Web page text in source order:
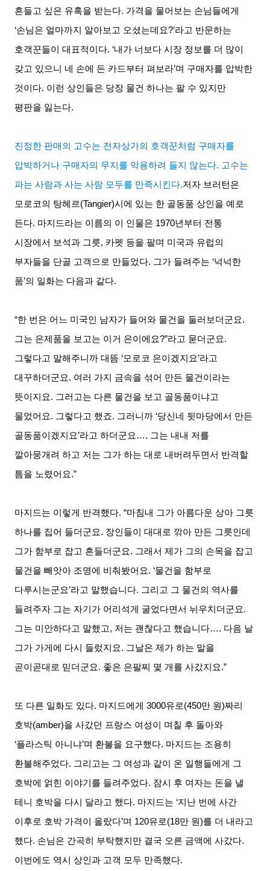
흔들고 싶은 유혹을 받는다. 가격을 물어보는 손님들에게
‘손님은 얼마까지 알아보고 오셨는데요?’라고 반문하는
호객꾼들이 대표적이다. ‘내가 너보다 시장 정보를 더 많이
갖고 있으니 네 손에 든 카드부터 펴보라’며 구매자를 압박한
것이다. 이런 상인들은 당장 물건 하나는 팔 수 있지만
평판을 잃는다.
진정한 판매의 고수는 전자상가의 호객꾼처럼 구매자를
압박하거나 구매자의 무지를 악용하려 들지 않는다. 고수는
파는 사람과 사는 사람 모두를 만족시킨다.저자 브러턴은
모로코의 탕헤르(Tangier)시에 있는 한 골동품 상인을 예로
든다. 마지드라는 이름의 이 인물은 1970년부터 전통
시장에서 보석과 그릇, 카펫 등을 팔며 미국과 유럽의
부자들을 단골 고객으로 만들었다. 그가 들려주는 ‘넉넉한
품’의 일화는 다음과 같다.
“한 번은 어느 미국인 남자가 들어와 물건을 둘러보더군요.
그는 은제품을 보고는 이거 은이에요?”라고 묻더군요.
그렇다고 말해주니까 대뜸 ‘모로코 은이겠지요’라고
대꾸하더군요. 여러 가지 금속을 섞어 만든 물건이라는
뜻이지요. 그러고는 다른 물건을 보고 골동품이냐고
물었어요. 그렇다고 했죠. 그러니까 ‘당신네 뒷마당에서 만든
골동품이겠지요’라고 하더군요 …. 그는 내내 저를
깔아뭉개려 하고 저는 그가 하는 대로 내버려두면서 반격할
틈을 노렸어요.”
마지드는 이렇게 반격했다. “마침내 그가 아름다운 상아 그릇
하나를 집어 들더군요. 장인들이 대대로 깎아 만든 그릇인데
그가 함부로 잡고 흔들더군요. 그래서 제가 그의 손목을 잡고
물건을 빼앗아 조명에 비춰봤어요. ‘물건을 함부로
다루시는군요’라고 말했습니다. 그리고 그 물건의 역사를
들려주자 그는 자기가 어리석게 굴었다면서 뉘우치더군요.
그는 미안하다고 말했고, 저는 괜찮다고 했습니다…. 다음 날
그가 가게에 다시 들렀지요. 그날은 제가 하는 말을
곧이곧대로 믿더군요. 좋은 은팔찌 몇 개를 사갔지요.”
또 다른 일화도 있다. 마지드에게 3000유로(450만 원)짜리
호박(amber)을 사갔던 프랑스 여성이 며칠 후 돌아와
‘플라스틱 아니냐’며 환불을 요구했다. 마지드는 조용히
환불해주었다. 그리고는 그 여성과 같이 온 일행들에게 그
호박에 얽힌 이야기를 들려주었다. 잠시 후 여자는 돈을 낼
테니 호박을 다시 달라고 했다. 마지드는 ‘지난 번에 사간
이후로 호박 가격이 올랐다’며 120유로(18만 원)를 더 내라고
했다. 손님은 간곡히 부탁했지만 결국 오른 금액에 사갔다.
이번에도 역시 상인과 고객 모두 만족했다.